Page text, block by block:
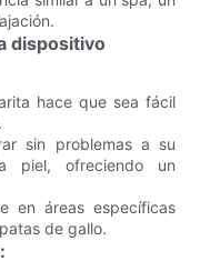
dispositivo
hace que sea fácil
sin problemas a su
piel, ofreciendo un
en áreas específicas
de gallo.